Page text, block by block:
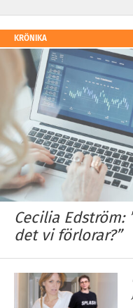
KRÖNIKA
Cecilia Edström:
det vi förlorar?”